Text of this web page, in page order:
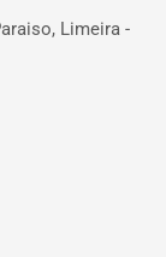
Limeira -